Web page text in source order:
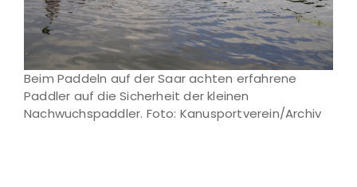
Beim Paddeln auf der Saar achten erfahrene
Paddler auf die Sicherheit der kleinen
Nachwuchspaddler. Foto: Kanusportverein/Archiv